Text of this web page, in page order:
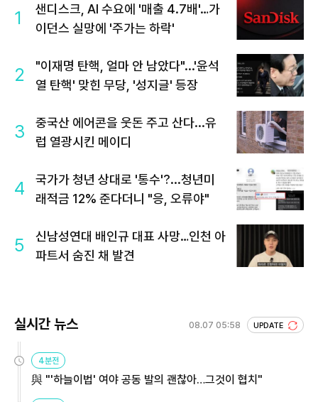
1
샌디스크, AI 수요에 '매출 4.7배'…가
이던스 실망에 '주가는 하락'
2
"이재명 탄핵, 얼마 안 남았다"...'윤석
열 탄핵' 맞힌 무당, '성지글' 등장
3
중국산 에어콘을 웃돈 주고 산다...유
럽 열광시킨 메이디
4
국가가 청년 상대로 '통수'?...청년미
래적금 12% 준다더니 "응, 오류야"
5
신남성연대 배인규 대표 사망…인천 아
파트서 숨진 채 발견
실시간 뉴스 08.07 05:58 UPDATE
4분전
與 "'하늘이법' 여야 공동 발의 괜찮아…그것이 협치"